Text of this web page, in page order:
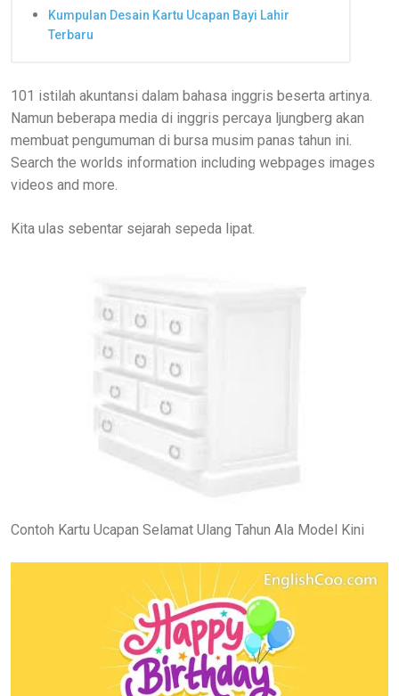
Kumpulan Desain Kartu Ucapan Bayi Lahir
Terbaru
101 istilah akuntansi dalam bahasa inggris beserta artinya.
Namun beberapa media di inggris percaya ljungberg akan
membuat pengumuman di bursa musim panas tahun ini.
Search the worlds information including webpages images
videos and more.
Kita ulas sebentar sejarah sepeda lipat.
Contoh Kartu Ucapan Selamat Ulang Tahun Ala Model Kini